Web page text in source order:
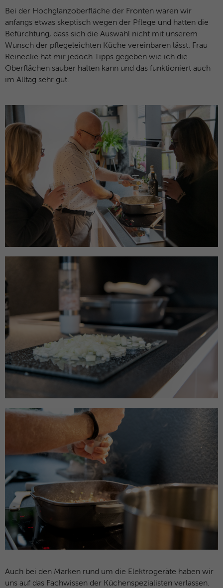
Bei der Hochglanzoberfläche der Fronten waren wir
anfangs etwas skeptisch wegen der Pflege und hatten die
Befürchtung, dass sich die Auswahl nicht mit unserem
Wunsch der pflegeleichten Küche vereinbaren lässt. Frau
Reinecke hat mir jedoch Tipps gegeben wie ich die
Oberflächen sauber halten kann und das funktioniert auch
im Alltag sehr gut.
Auch bei den Marken rund um die Elektrogeräte haben wir
uns auf das Fachwissen der Küchenspezialisten verlassen.